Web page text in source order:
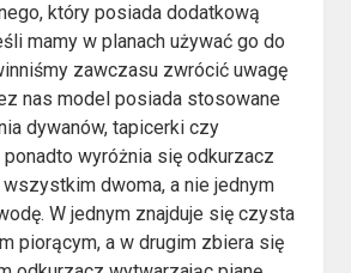
który posiada dodatkową
mamy w planach używać go do
zawczasu zwrócić uwagę
nas model posiada stosowane
dywanów, tapicerki czy
ponadto wyróżnia się odkurzacz
dwoma, a nie jednym
W jednym znajduje się czysta
piorącym, a w drugim zbiera się